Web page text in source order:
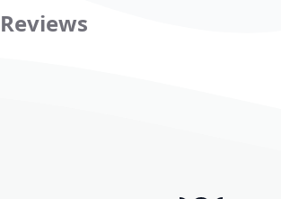
Reviews